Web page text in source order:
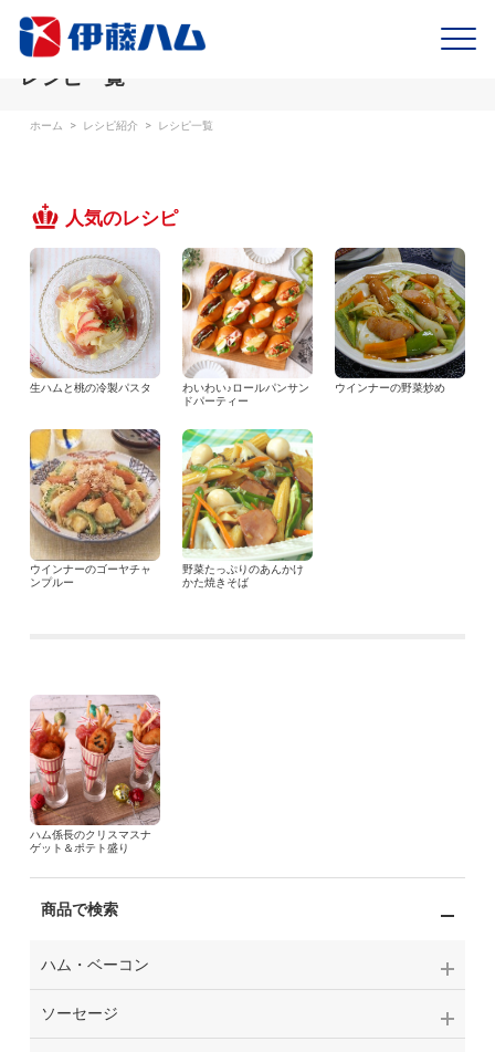
レシピ一覧
ホーム > レシピ紹介 > レシピ一覧
人気のレシピ
生ハムと桃の冷製パスタ
わいわい♪ロールパンサン
ドパーティー
ウインナーの野菜炒め
ウインナーのゴーヤチャ
ンプルー
野菜たっぷりのあんかけ
かた焼きそば
ハム係長のクリスマスナ
ゲット＆ポテト盛り
商品で検索
ハム・ベーコン
ソーセージ